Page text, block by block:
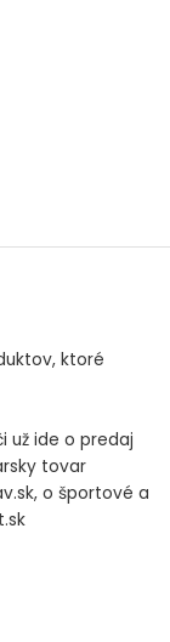
ktoré
už ide o predaj
tovar
o športové a